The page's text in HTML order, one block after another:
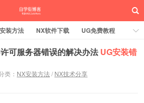
装方法 NX软件下载
UG免费教程
SW技术分享
SW实战营
可服务器错误的解决办法UG安装错
类： NX安装方法/ NX技术分享